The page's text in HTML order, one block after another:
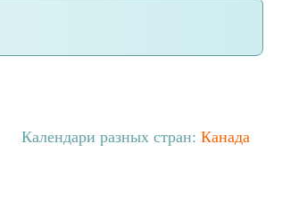
Календари разных стран: Канада